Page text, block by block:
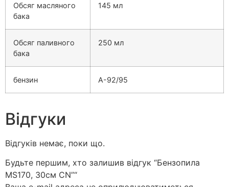
Обсяг масляного
бака
145 мл
Обсяг паливного
бака
250 мл
бензин А-92/95
Відгуки
Відгуків немає, поки що.
Будьте першим, хто залишив відгук “Бензопила
MS170, 30см CN”“